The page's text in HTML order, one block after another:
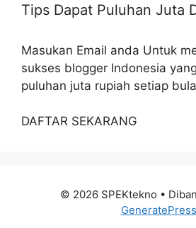
Tips Dapat Puluhan Juta
Masukan Email anda Untuk
sukses blogger Indonesia
puluhan juta rupiah setiap
DAFTAR SEKARANG
© 2026 SPEKtekno •
GeneratePress